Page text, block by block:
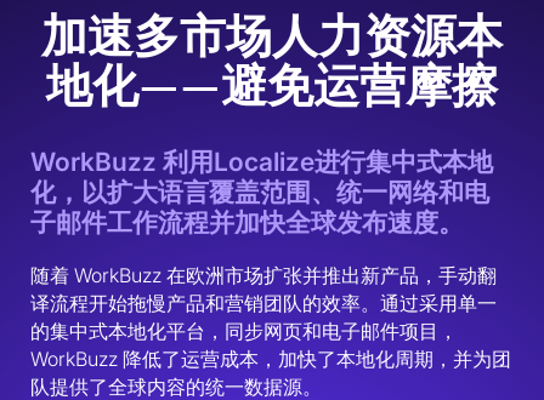
加速多市场人力资源本
地化——避免运营摩擦
WorkBuzz 利用Localize进行集中式本地
化，以扩大语言覆盖范围、统一网络和电
子邮件工作流程并加快全球发布速度。
随着 WorkBuzz 在欧洲市场扩张并推出新产品，手动翻
译流程开始拖慢产品和营销团队的效率。通过采用单一
的集中式本地化平台，同步网页和电子邮件项目，
WorkBuzz 降低了运营成本，加快了本地化周期，并为团
队提供了全球内容的统一数据源。